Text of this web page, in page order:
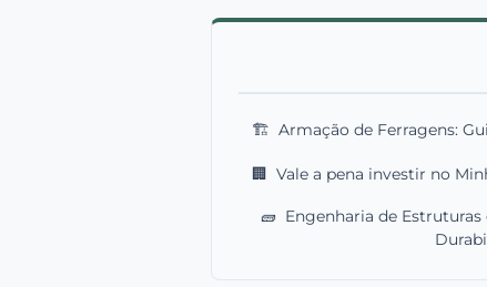
🏗️ Armação de Ferragens:
🏢 Vale a pena investir no
🧱 Engenharia de Estruturas